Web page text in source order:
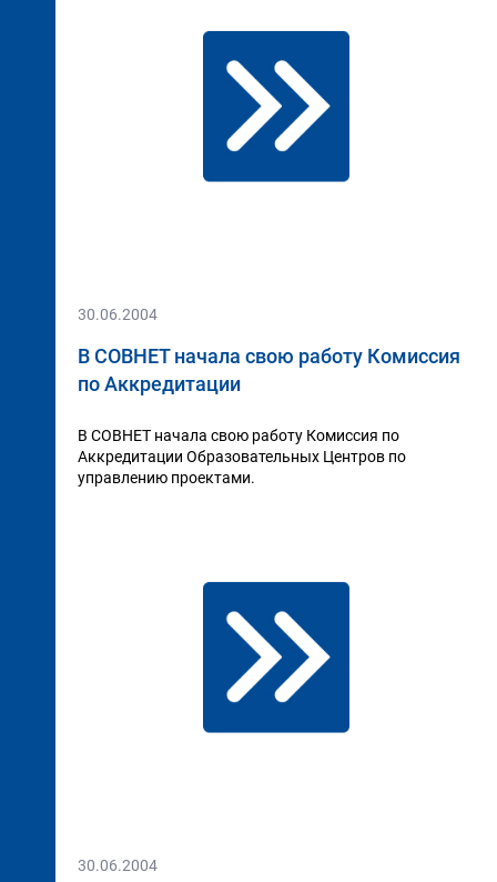
30.06.2004
В СОВНЕТ начала свою работу Комиссия
по Аккредитации
В СОВНЕТ начала свою работу Комиссия по
Аккредитации Образовательных Центров по
управлению проектами.
30.06.2004